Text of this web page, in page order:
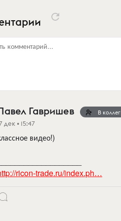
комментарий...
Гавришев В
дек • 15:47
видео!)
ricon-trade.ru/index.ph…